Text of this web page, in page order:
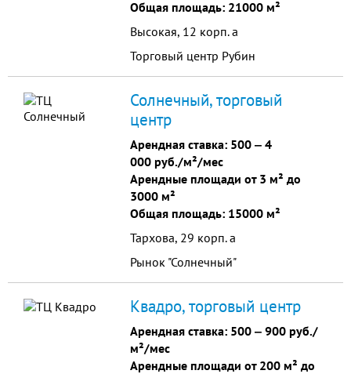
Общая площадь: 21000 м²
Высокая, 12 корп. а
Торговый центр Рубин
Солнечный, торговый
центр
Арендная ставка: 500 ‒ 4
000 руб./м²/мес
Арендные площади от 3 м² до
3000 м²
Общая площадь: 15000 м²
Тархова, 29 корп. а
Рынок "Солнечный"
Квадро, торговый центр
Арендная ставка: 500 ‒ 900 руб./
м²/мес
Арендные площади от 200 м² до